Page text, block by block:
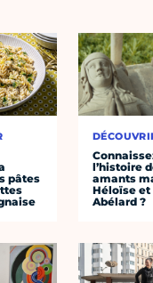
pâtes
l’histoire
amants
Héloïse et
Abélard ?